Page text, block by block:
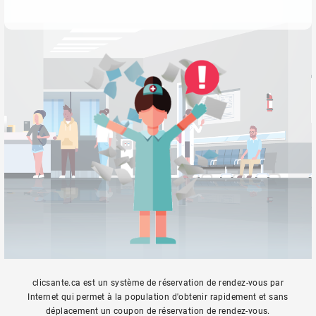
clicsante.ca est un système de réservation de rendez-vous par
Internet qui permet à la population d'obtenir rapidement et sans
déplacement un coupon de réservation de rendez-vous.